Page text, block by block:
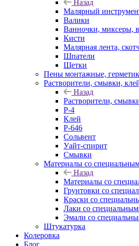
Назад
Малярный
Валики
Ванночки, миксеры,
Кисти
Малярная лента,
Шпатели
Щетки
Пены монтажные,
Растворители, смывки,
Назад
Растворители,
Р-4
Клей
Р-646
Сольвент
Уайт-спирит
Смывки
Материалы со
Назад
Материалы со
Грунтовки со
Краски со
Лаки со
Эмали со
Штукатурка
Колеровка
Блог